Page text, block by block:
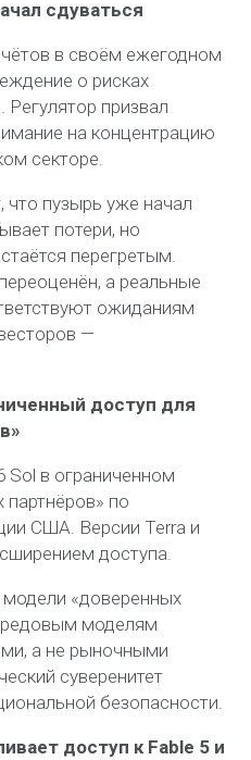
сдуваться
в своём ежегодном
о рисках
призвал
на концентрацию
секторе.
что пузырь уже начал
потери, но
перегретым.
а реальные
ожиданиям
—
доступ для
Sol в ограниченном
партнёров» по
США. Версии Terra и
доступа.
«доверенных
моделям
а не рыночными
суверенитет
безопасности.
доступ к Fable 5 и